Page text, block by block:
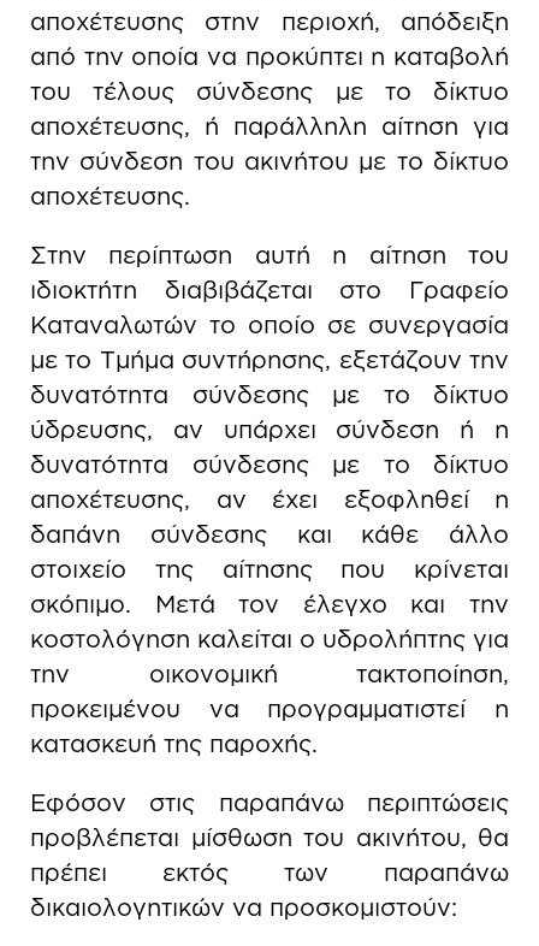
αποχέτευσης στην περιοχή, απόδειξη
από την οποία να προκύπτει η καταβολή
του τέλους σύνδεσης με το δίκτυο
αποχέτευσης, ή παράλληλη αίτηση για
την σύνδεση του ακινήτου με το δίκτυο
αποχέτευσης.
Στην περίπτωση αυτή η αίτηση του
ιδιοκτήτη διαβιβάζεται στο Γραφείο
Καταναλωτών το οποίο σε συνεργασία
με το Τμήμα συντήρησης, εξετάζουν την
δυνατότητα σύνδεσης με το δίκτυο
ύδρευσης, αν υπάρχει σύνδεση ή η
δυνατότητα σύνδεσης με το δίκτυο
αποχέτευσης, αν έχει εξοφληθεί η
δαπάνη σύνδεσης και κάθε άλλο
στοιχείο της αίτησης που κρίνεται
σκόπιμο. Μετά τον έλεγχο και την
κοστολόγηση καλείται ο υδρολήπτης για
την οικονομική τακτοποίηση,
προκειμένου να προγραμματιστεί η
κατασκευή της παροχής.
Εφόσον στις παραπάνω περιπτώσεις
προβλέπεται μίσθωση του ακινήτου, θα
πρέπει εκτός των παραπάνω
δικαιολογητικών να προσκομιστούν: